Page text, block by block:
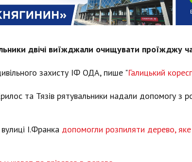
двічі виїжджали очищувати проїжджу
захисту ІФ ОДА, пише "Галицький
та Тязів рятувальники надали допомогу з
І.Франка допомогли розпиляти дерево,